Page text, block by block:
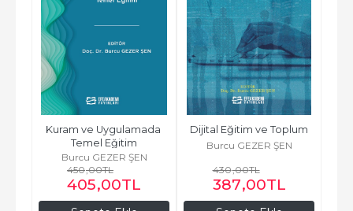
Kuram ve Uygulamada
Temel Eğitim
Burcu GEZER ŞEN
450,00TL
405,00TL
Dijital Eğitim ve Toplum
Burcu GEZER ŞEN
430,00TL
387,00TL